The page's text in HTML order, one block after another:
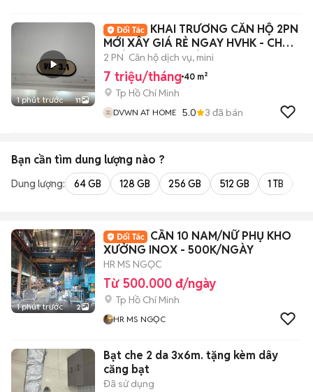
1 phút trước 11
KHAI TRƯƠNG CĂN HỘ 2PN
MỚI XÂY GIÁ RẺ NGAY HVHK - CHỢ
HOÀNG HOA THÁM
2 PN Căn hộ dịch vụ, mini
7 triệu/tháng 40 m²
Tp Hồ Chí Minh
DVWN AT HOME 5.0 3 đã bán
Bạn cần tìm dung lượng nào ?
Dung lượng: 64 GB 128 GB 256 GB 512 GB 1 TB
1 phút trước 2
CẦN 10 NAM/NỮ PHỤ KHO
XƯỞNG INOX - 500K/NGÀY
HR MS NGỌC
Từ 500.000 đ/ngày
Tp Hồ Chí Minh
HR MS NGỌC
Bạt che 2 da 3x6m. tặng kèm dây
căng bạt
Đã sử dụng